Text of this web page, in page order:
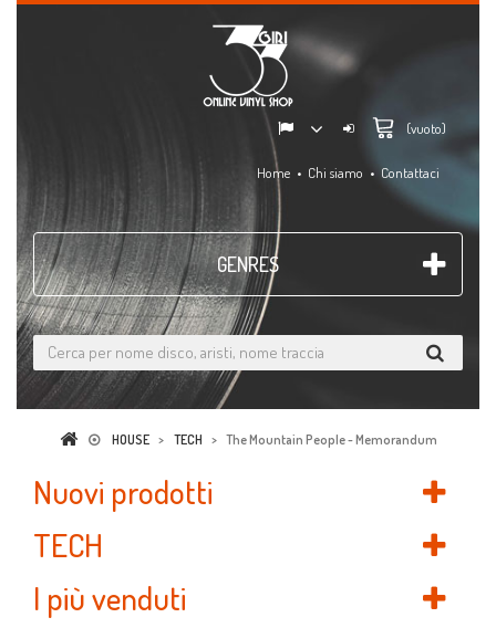
(vuoto)
Home Chi siamo Contattaci
GENRES
HOUSE > TECH > The Mountain People - Memorandum
Nuovi prodotti
TECH
I più venduti